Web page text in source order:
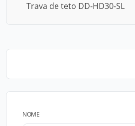
Trava de teto DD-HD30-SL
NOME